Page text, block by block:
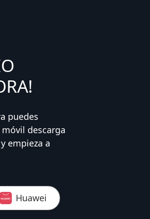
puedes
móvil descarga
empieza a
Huawei